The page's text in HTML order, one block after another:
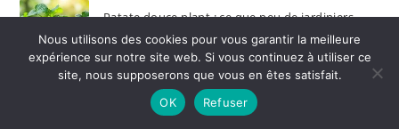
Patate douce plant : ce que peu de jardiniers
savent
AOÛT 3, 2026 / 0 COMMENTAIRE
Nous utilisons des cookies pour vous garantir la meilleure
expérience sur notre site web. Si vous continuez à utiliser ce
site, nous supposerons que vous en êtes satisfait.
OK
Refuser